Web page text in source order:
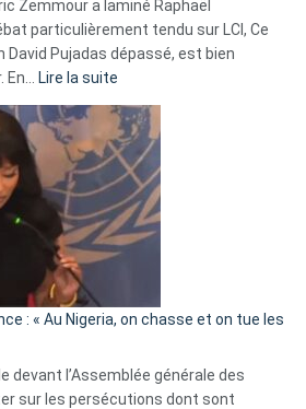
fake
news
»
Zemmour a laminé Raphaël
particulièrement tendu sur LCI, Ce
David Pujadas dépassé, est bien
En…
Lire la suite
Tegnér
exulte
« Zemmour
a
tout
parle
ses
tripes »
: « Au Nigeria, on chasse et on tue les
devant l’Assemblée générale des
sur les persécutions dont sont